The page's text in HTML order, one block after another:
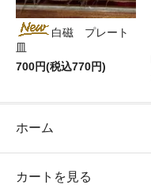
白磁 プレート
700円(税込770円)
ホーム
カートを見る